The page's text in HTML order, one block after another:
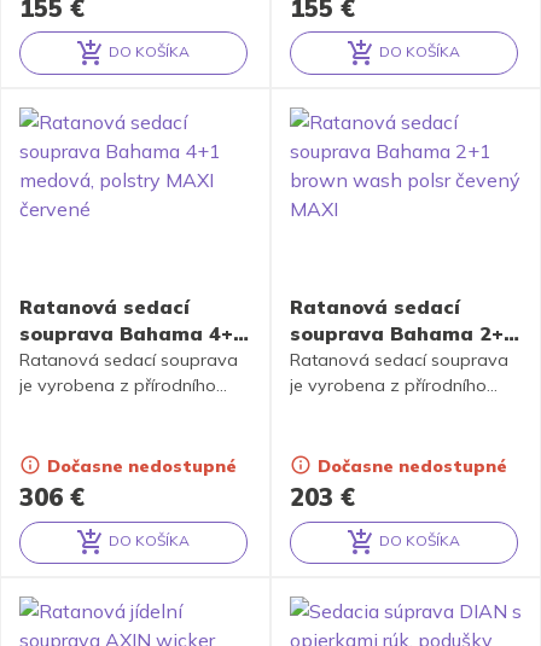
155 €
sklem, kompletní sadu
polstrů dle obrázku
DO KOŠÍKA
155 €
sklem, kompletní sadu
polstrů
DO KOŠÍKA
Ratanová sedací
souprava Bahama 4+1
medová, polstry MAXI
červené
306 €
Ratanová sedací souprava
je vyrobena z přírodního
výrobku,obsahuje 4 křesla a
stolek se sklem, kompletní
sadu polstrů vyrobených v
České republice
Dočasne nedostupné
DO KOŠÍKA
Ratanová sedací
souprava Bahama 2+1
brown wash polsr
čevený MAXI
203 €
Ratanová sedací souprava
je vyrobena z přírodního
výrobku,obsahuje 2 křesla a
stolek se sklem, kompletní
sadu polstrů vyrobených v
České republice
Dočasne nedostupné
DO KOŠÍKA